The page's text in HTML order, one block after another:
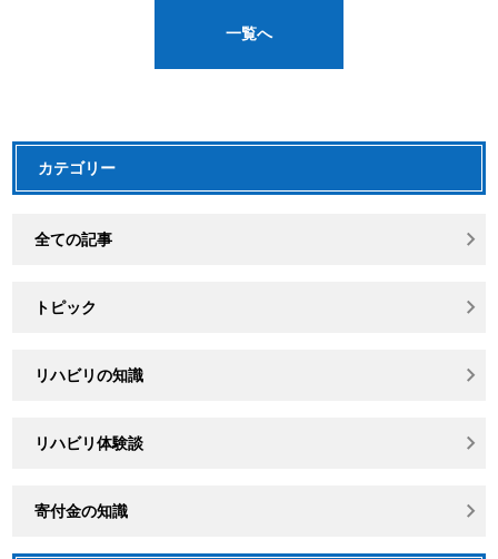
一覧へ
カテゴリー
全ての記事
トピック
リハビリの知識
リハビリ体験談
寄付金の知識